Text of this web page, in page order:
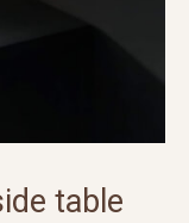
table